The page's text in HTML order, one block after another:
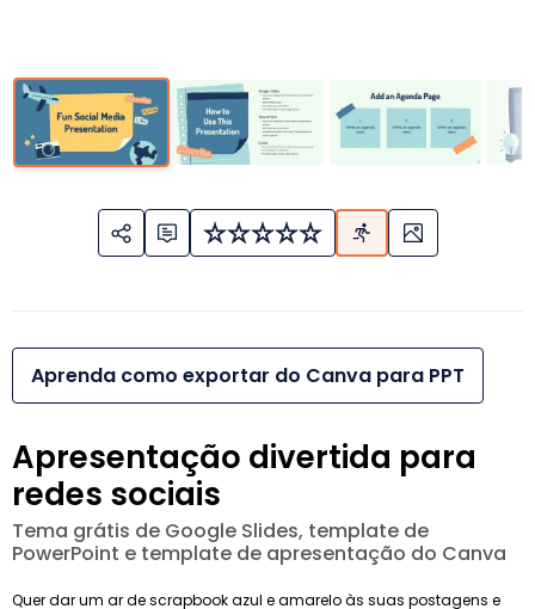
Aprenda como exportar do Canva para PPT
Apresentação divertida para
redes sociais
Tema grátis de Google Slides, template de
PowerPoint e template de apresentação do Canva
Quer dar um ar de scrapbook azul e amarelo às suas postagens e